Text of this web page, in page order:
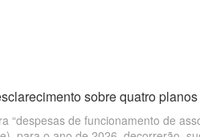
sobre quatro
de funcionamento de